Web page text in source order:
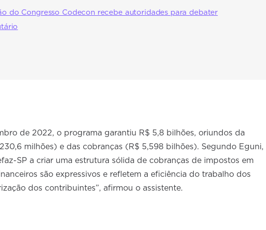
do Congresso Codecon recebe autoridades para debater
de 2022, o programa garantiu R$ 5,8 bilhões, oriundos da
milhões) e das cobranças (R$ 5,598 bilhões). Segundo Eguni,
SP a criar uma estrutura sólida de cobranças de impostos em
são expressivos e refletem a eficiência do trabalho dos
dos contribuintes”, afirmou o assistente.